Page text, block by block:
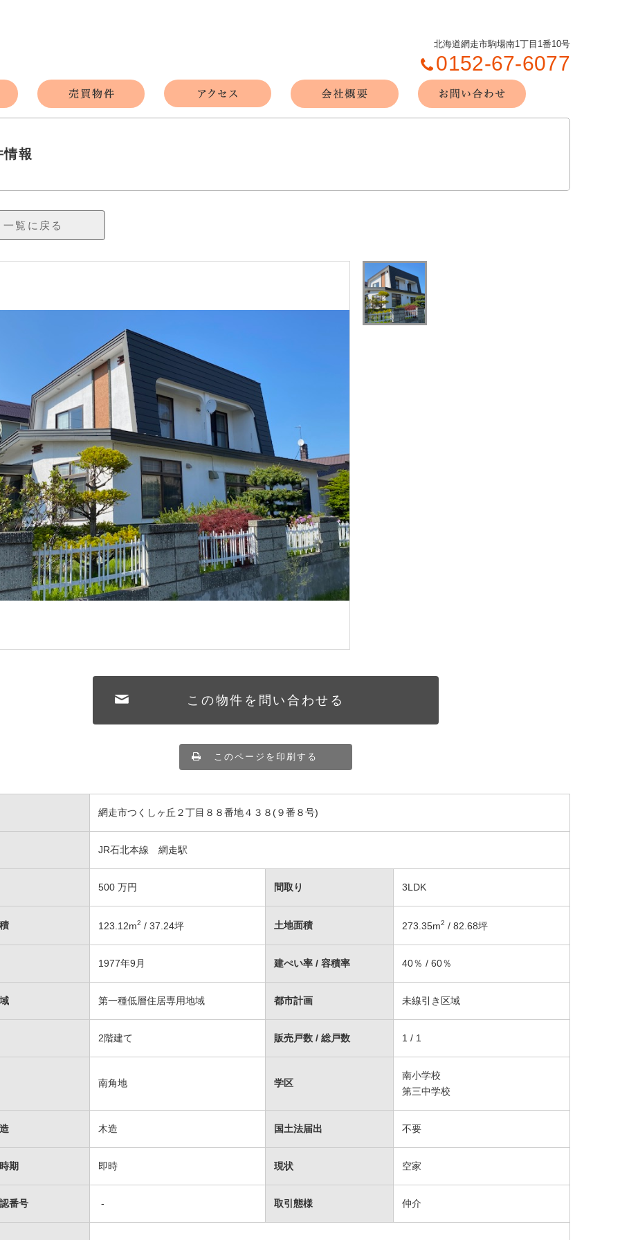
北海道網走市駒場南1丁目1番10号
0152-67-6077
情報
一覧に戻る
この物件を問い合わせる
このページを印刷する
網走市つくしヶ丘２丁目８８番地４３８(９番８号)
JR石北本線 網走駅
500 万円 間取り 3LDK
123.12m2 / 37.24坪 土地面積 273.35m2 / 82.68坪
1977年9月 建ぺい率 / 容積率 40％ / 60％
第一種低層住居専用地域 都市計画 未線引き区域
2階建て 販売戸数 / 総戸数 1 / 1
南角地 学区
南小学校
第三中学校
木造 国土法届出 不要
期 即時 現状 空家
番号 - 取引態様 仲介